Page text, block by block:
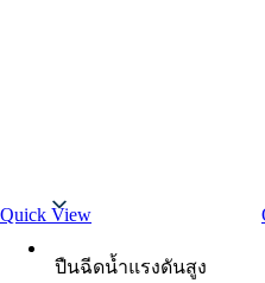
Quick View
ปืนฉีดน้ำแรงดันสูง